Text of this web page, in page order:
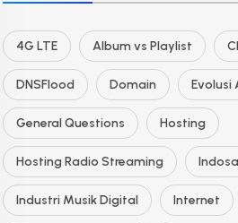
4G LTE Album vs Playlist
DNSFlood Domain Evolusi
General Questions Hosting
Hosting Radio Streaming
Industri Musik Digital Internet